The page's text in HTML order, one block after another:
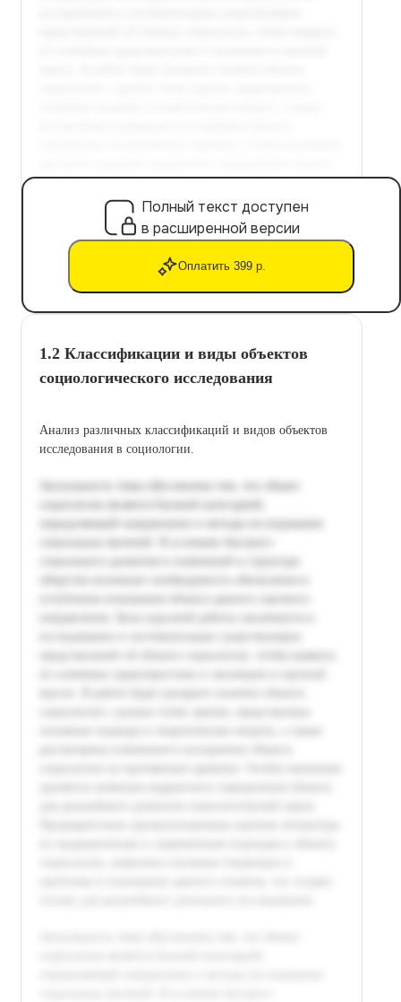
Полный текст доступен
в расширенной версии
Оплатить 399 р.
1.2 Классификации и виды объектов
социологического исследования
Анализ различных классификаций и видов объектов
исследования в социологии.